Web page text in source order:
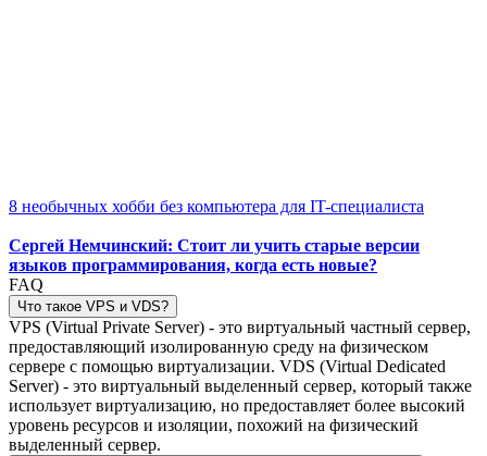
8 необычных хобби без компьютера для IT-специалиста
Сергей Немчинский: Стоит ли учить старые версии
языков программирования, когда есть новые?
FAQ
Что такое VPS и VDS?
VPS (Virtual Private Server) - это виртуальный частный сервер,
предоставляющий изолированную среду на физическом
сервере с помощью виртуализации. VDS (Virtual Dedicated
Server) - это виртуальный выделенный сервер, который также
использует виртуализацию, но предоставляет более высокий
уровень ресурсов и изоляции, похожий на физический
выделенный сервер.